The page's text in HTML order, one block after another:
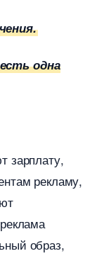
одна
зарплату,
рекламу,
образ,